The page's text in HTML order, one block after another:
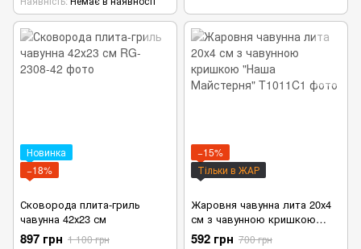
Новинка
−18%
Сковорода плита-гриль
чавунна 42х23 см
897 грн 1 100 грн
−15%
Тільки в ЖАР
Жаровня чавунна лита 20х4
см з чавунною кришкою
"Наша Майстерня"
592 грн 700 грн